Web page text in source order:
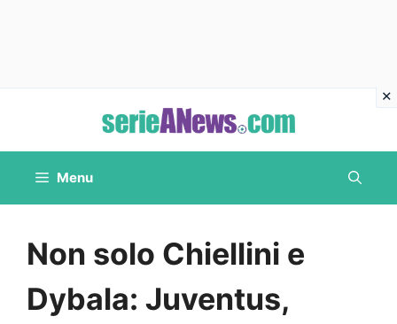
contenuto
Menu
Non solo Chiellini e
Dybala: Juventus,